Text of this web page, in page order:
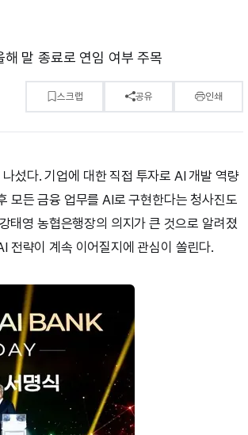
말 종료로 연임 여부 주목
스크랩 공유 인쇄
섰다. 기업에 대한 직접 투자로 AI 개발 역량
모든 금융 업무를 AI로 구현한다는 청사진도
태영 농협은행장의 의지가 큰 것으로 알려졌
전략이 계속 이어질지에 관심이 쏠린다.